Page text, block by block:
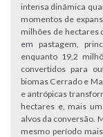
intensa dinâmica
momentos de
milhões de hectares
em pastagem,
enquanto 19,2
convertidos para
biomas Cerrado e
e antrópicas
hectares e, mais
alvos da conversão.
mesmo período